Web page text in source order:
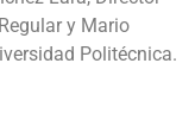
y Mario
Politécnica.